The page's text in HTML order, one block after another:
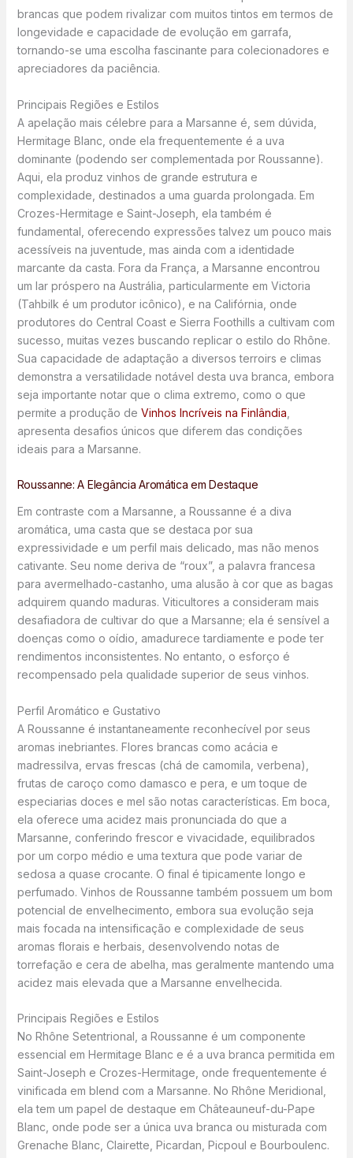
brancas que podem rivalizar com muitos tintos em termos de
longevidade e capacidade de evolução em garrafa,
tornando-se uma escolha fascinante para colecionadores e
apreciadores da paciência.
Principais Regiões e Estilos
A apelação mais célebre para a Marsanne é, sem dúvida,
Hermitage Blanc, onde ela frequentemente é a uva
dominante (podendo ser complementada por Roussanne).
Aqui, ela produz vinhos de grande estrutura e
complexidade, destinados a uma guarda prolongada. Em
Crozes-Hermitage e Saint-Joseph, ela também é
fundamental, oferecendo expressões talvez um pouco mais
acessíveis na juventude, mas ainda com a identidade
marcante da casta. Fora da França, a Marsanne encontrou
um lar próspero na Austrália, particularmente em Victoria
(Tahbilk é um produtor icônico), e na Califórnia, onde
produtores do Central Coast e Sierra Foothills a cultivam com
sucesso, muitas vezes buscando replicar o estilo do Rhône.
Sua capacidade de adaptação a diversos terroirs e climas
demonstra a versatilidade notável desta uva branca, embora
seja importante notar que o clima extremo, como o que
permite a produção de Vinhos Incríveis na Finlândia
apresenta desafios únicos que diferem das condições
ideais para a Marsanne.
Roussanne: A Elegância Aromática em Destaque
Em contraste com a Marsanne, a Roussanne é a diva
aromática, uma casta que se destaca por sua
expressividade e um perfil mais delicado, mas não menos
cativante. Seu nome deriva de “roux”, a palavra francesa
para avermelhado-castanho, uma alusão à cor que as bagas
adquirem quando maduras. Viticultores a consideram mais
desafiadora de cultivar do que a Marsanne; ela é sensível a
doenças como o oídio, amadurece tardiamente e pode ter
rendimentos inconsistentes. No entanto, o esforço é
recompensado pela qualidade superior de seus vinhos.
Perfil Aromático e Gustativo
A Roussanne é instantaneamente reconhecível por seus
aromas inebriantes. Flores brancas como acácia e
madressilva, ervas frescas (chá de camomila, verbena),
frutas de caroço como damasco e pera, e um toque de
especiarias doces e mel são notas características. Em boca,
ela oferece uma acidez mais pronunciada do que a
Marsanne, conferindo frescor e vivacidade, equilibrados
por um corpo médio e uma textura que pode variar de
sedosa a quase crocante. O final é tipicamente longo e
perfumado. Vinhos de Roussanne também possuem um bom
potencial de envelhecimento, embora sua evolução seja
mais focada na intensificação e complexidade de seus
aromas florais e herbais, desenvolvendo notas de
torrefação e cera de abelha, mas geralmente mantendo uma
acidez mais elevada que a Marsanne envelhecida.
Principais Regiões e Estilos
No Rhône Setentrional, a Roussanne é um componente
essencial em Hermitage Blanc e é a uva branca permitida em
Saint-Joseph e Crozes-Hermitage, onde frequentemente é
vinificada em blend com a Marsanne. No Rhône Meridional,
ela tem um papel de destaque em Châteauneuf-du-Pape
Blanc, onde pode ser a única uva branca ou misturada com
Grenache Blanc, Clairette, Picardan, Picpoul e Bourboulenc.